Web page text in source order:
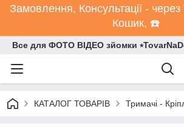
Замовлення, Консультації -
Кошик, ☎️
Все для ФОТО ВІДЕО зйомки
КАТАЛОГ ТОВАРІВ Тримачі -